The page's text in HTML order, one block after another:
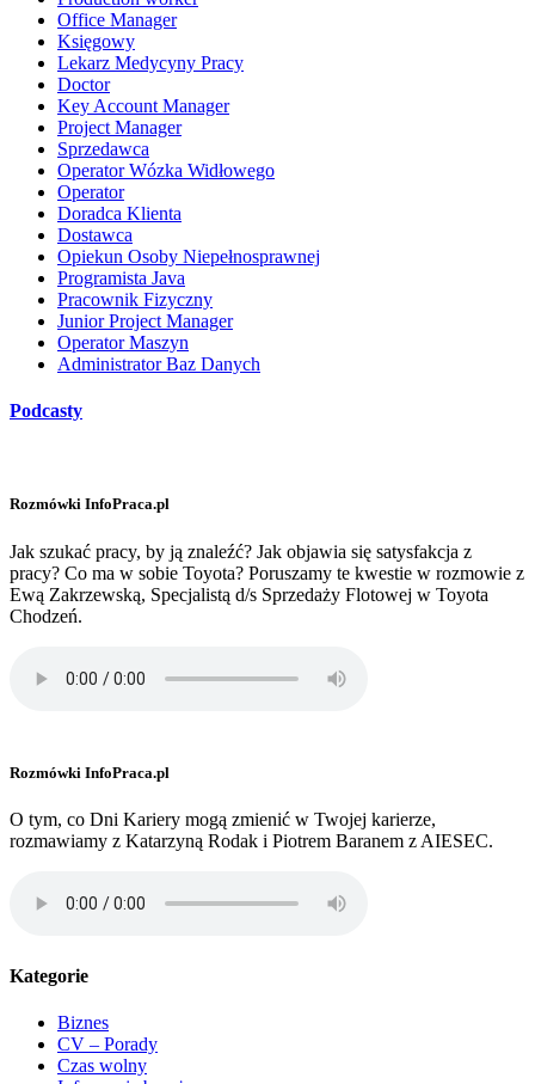
Office Manager
Księgowy
Lekarz Medycyny Pracy
Doctor
Key Account Manager
Project Manager
Sprzedawca
Operator Wózka Widłowego
Operator
Doradca Klienta
Dostawca
Opiekun Osoby Niepełnosprawnej
Programista Java
Pracownik Fizyczny
Junior Project Manager
Operator Maszyn
Administrator Baz Danych
Podcasty
Rozmówki InfoPraca.pl
Jak szukać pracy, by ją znaleźć? Jak objawia się satysfakcja z
pracy? Co ma w sobie Toyota? Poruszamy te kwestie w rozmowie z
Ewą Zakrzewską, Specjalistą d/s Sprzedaży Flotowej w Toyota
Chodzeń.
Rozmówki InfoPraca.pl
O tym, co Dni Kariery mogą zmienić w Twojej karierze,
rozmawiamy z Katarzyną Rodak i Piotrem Baranem z AIESEC.
Kategorie
Biznes
CV – Porady
Czas wolny